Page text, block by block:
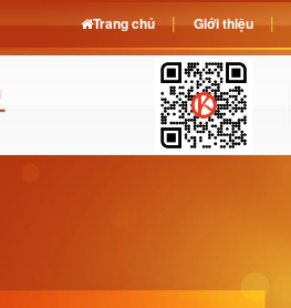
Trang chủ Giới thiệu